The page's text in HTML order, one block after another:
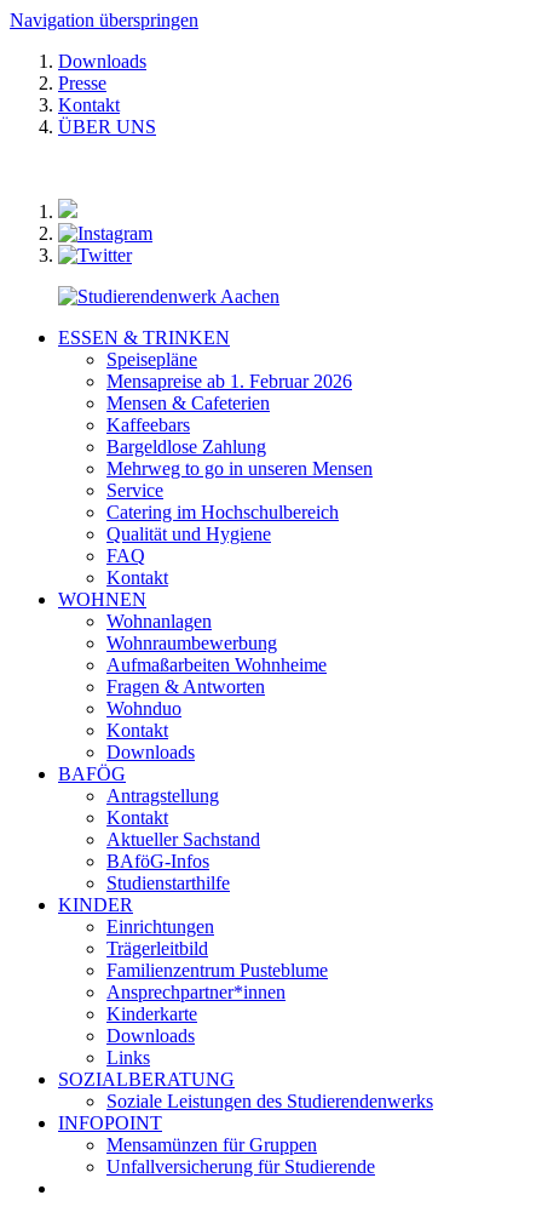
Navigation überspringen
Downloads
Presse
Kontakt
ÜBER UNS
ESSEN & TRINKEN
Speisepläne
Mensapreise ab 1. Februar 2026
Mensen & Cafeterien
Kaffeebars
Bargeldlose Zahlung
Mehrweg to go in unseren Mensen
Service
Catering im Hochschulbereich
Qualität und Hygiene
FAQ
Kontakt
WOHNEN
Wohnanlagen
Wohnraumbewerbung
Aufmaßarbeiten Wohnheime
Fragen & Antworten
Wohnduo
Kontakt
Downloads
BAFÖG
Antragstellung
Kontakt
Aktueller Sachstand
BAföG-Infos
Studienstarthilfe
KINDER
Einrichtungen
Trägerleitbild
Familienzentrum Pusteblume
Ansprechpartner*innen
Kinderkarte
Downloads
Links
SOZIALBERATUNG
Soziale Leistungen des Studierendenwerks
INFOPOINT
Mensamünzen für Gruppen
Unfallversicherung für Studierende